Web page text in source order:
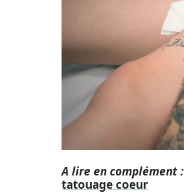
A lire en complément :
tatouage coeur